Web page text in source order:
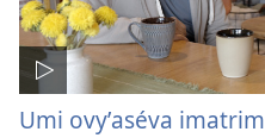
Umi ovyʼaséva